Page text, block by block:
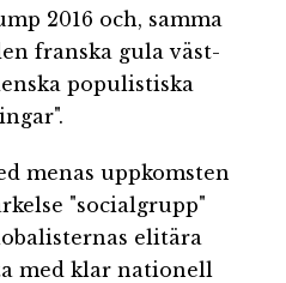
2016 och, samma
franska gula väst-
populistiska
menas uppkomsten
"socialgrupp"
elitära
med klar nationell